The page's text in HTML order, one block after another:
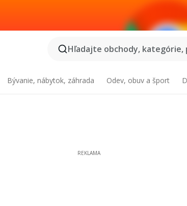
Hľadajte obchody, kategórie,
Bývanie, nábytok, záhrada Odev, obuv a šport
REKLAMA